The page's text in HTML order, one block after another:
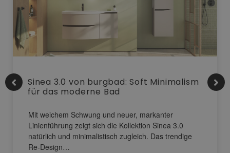
Sinea 3.0 von burgbad: Soft Minimalism
für das moderne Bad
Mit weichem Schwung und neuer, markanter
Linienführung zeigt sich die Kollektion Sinea 3.0
natürlich und minimalistisch zugleich. Das trendige
Re-Design…